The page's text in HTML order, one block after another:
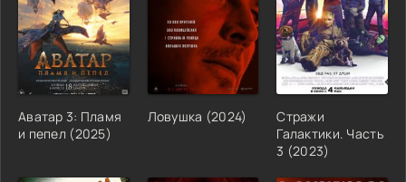
Аватар 3: Пламя
и пепел (2025)
Ловушка (2024)
Стражи
Галактики. Часть
3 (2023)